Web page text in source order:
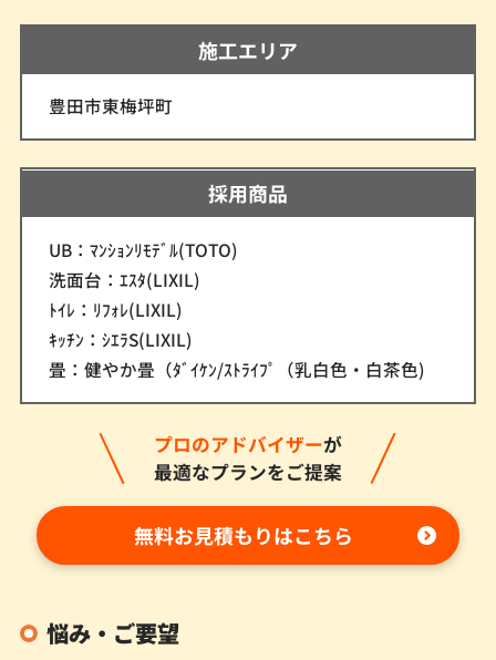
施工エリア
豊田市東梅坪町
採用商品
UB：ﾏﾝｼｮﾝﾘﾓﾃﾞﾙ(TOTO)
洗面台：ｴｽﾀ(LIXIL)
ﾄｲﾚ：ﾘﾌｫﾚ(LIXIL)
ｷｯﾁﾝ：ｼｴﾗS(LIXIL)
畳：健やか畳（ﾀﾞｲｹﾝ/ｽﾄﾗｲﾌﾟ（乳白色・白茶色)
プロのアドバイザーが
最適なプランをご提案
無料お見積もりはこちら
悩み・ご要望